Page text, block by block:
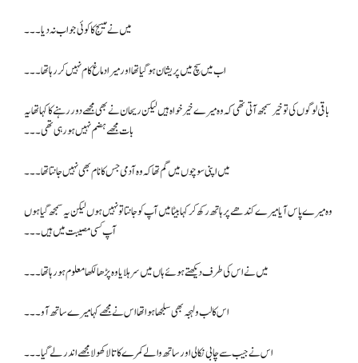
میں نے میسج کا کوئی جواب نہ دیا ۔۔۔
اب میں سچ میں پریشان ہو گیا تھا اور میرا دماغ کام نہیں کر رہا تھا ۔۔۔
باقی لوگوں کی تو خیر سمجھ آتی تھی کہ وہ میرے خیر خواہ ہیں لیکن ریحان نے بھی مجھے دور رہنے کا کہا تھا یہ
بات مجھے ہضم نہیں ہو رہی تھی۔۔۔
میں اپنی سوچوں میں گم تھا کہ وہ آدمی جس کا نام بھی نہیں جانتا تھا۔۔۔
وہ میرے پاس آیا میرے کندھے پر ہاتھ رکھ کر کہا بیٹا میں آپ کو جانتا تو نہیں ہوں لیکن یہ سمجھ گیا ہوں
آپ کسی مصیبت میں ہیں۔۔۔
میں نے اس کی طرف دیکھتے ہوئے ہاں میں سر ہلایا وہ پڑھا لکھا معلوم ہو رہا تھا۔۔۔
اس کا لب ولہجہ بھی سلجھا ہوا تھا اس نے مجھے کہا میرے ساتھ آو۔۔۔
اس نے جیب سے چابی نکالی اور ساتھ والے کمرے کا تالا کھولا مجھے اندر لے گیا۔۔۔